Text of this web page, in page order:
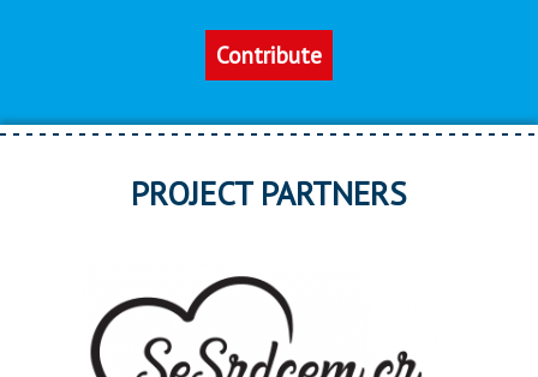
Contribute
PROJECT PARTNERS